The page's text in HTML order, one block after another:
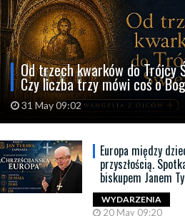
Od trzech kwarków do Trójcy
Czy liczba trzy mówi coś o
31 May 09:02
Europa między
przyszłością.
biskupem Janem
WYDARZENIA
20 May 09:20